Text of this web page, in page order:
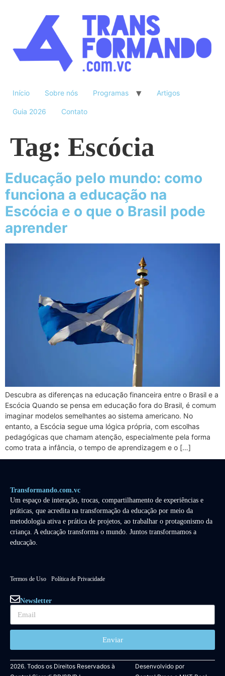
Início Sobre nós Programas Artigos
Guia 2026 Contato
Tag: Escócia
Educação pelo mundo: como
funciona a educação na
Escócia e o que o Brasil pode
aprender
Descubra as diferenças na educação financeira entre o Brasil e a
Escócia Quando se pensa em educação fora do Brasil, é comum
imaginar modelos semelhantes ao sistema americano. No
entanto, a Escócia segue uma lógica própria, com escolhas
pedagógicas que chamam atenção, especialmente pela forma
como trata a infância, o tempo de aprendizagem e o […]
Transformando.com.vc
Um espaço de interação, trocas, compartilhamento de experiências e
práticas, que acredita na transformação da educação por meio da
metodologia ativa e prática de projetos, ao trabalhar o protagonismo da
criança. A educação transforma o mundo. Juntos transformamos a
educação.
Termos de Uso Política de Privacidade
Newsletter
Enviar
2026. Todos os Direitos Reservados à
Desenvolvido por